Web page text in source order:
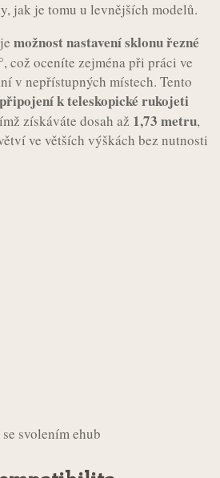
jak je tomu u levnějších modelů.
možnost nastavení sklonu řezné
, což oceníte zejména při práci ve
v nepřístupných místech. Tento
připojení k teleskopické rukojeti
získáváte dosah až 1,73 metru,
ve větších výškách bez nutnosti
svolením ehub